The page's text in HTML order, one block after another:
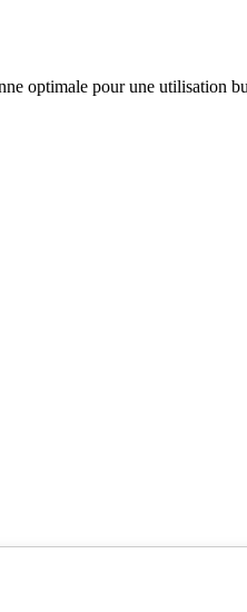
optimale pour une utilisation